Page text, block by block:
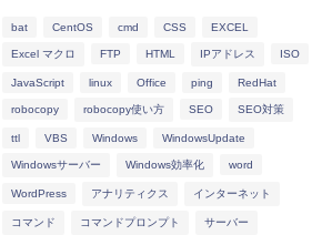
bat CentOS cmd CSS EXCEL
Excel マクロ FTP HTML IPアドレス ISO
JavaScript linux Office ping RedHat
robocopy robocopy使い方 SEO SEO対策
ttl VBS Windows WindowsUpdate
Windowsサーバー Windows効率化 word
WordPress アナリティクス インターネット
コマンド コマンドプロンプト サーバー